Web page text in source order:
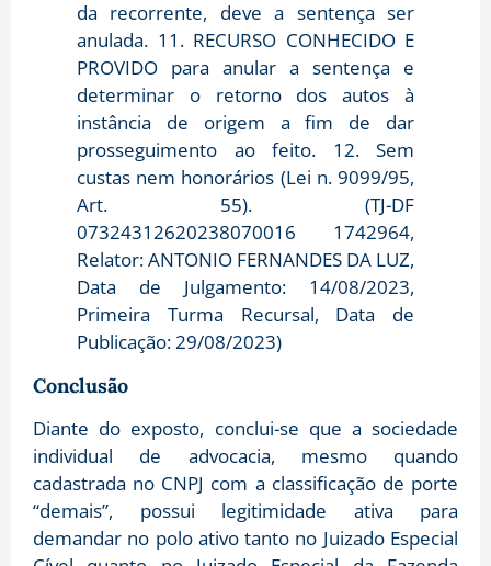
da recorrente, deve a sentença ser
anulada. 11. RECURSO CONHECIDO E
PROVIDO para anular a sentença e
determinar o retorno dos autos à
instância de origem a fim de dar
prosseguimento ao feito. 12. Sem
custas nem honorários (Lei n. 9099/95,
Art. 55). (TJ-DF
07324312620238070016 1742964,
Relator: ANTONIO FERNANDES DA LUZ,
Data de Julgamento: 14/08/2023,
Primeira Turma Recursal, Data de
Publicação: 29/08/2023)
Conclusão
Diante do exposto, conclui-se que a sociedade
individual de advocacia, mesmo quando
cadastrada no CNPJ com a classificação de porte
“demais”, possui legitimidade ativa para
demandar no polo ativo tanto no Juizado Especial